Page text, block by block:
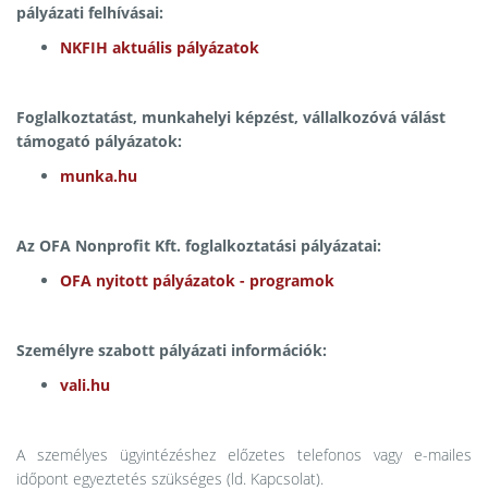
pályázati felhívásai:
NKFIH aktuális pályázatok
Foglalkoztatást, munkahelyi képzést, vállalkozóvá válást
támogató pályázatok:
munka.hu
Az OFA Nonprofit Kft. foglalkoztatási pályázatai:
OFA nyitott pályázatok - programok
Személyre szabott pályázati információk:
vali.hu
A személyes ügyintézéshez előzetes telefonos vagy e-mailes
időpont egyeztetés szükséges (ld. Kapcsolat).